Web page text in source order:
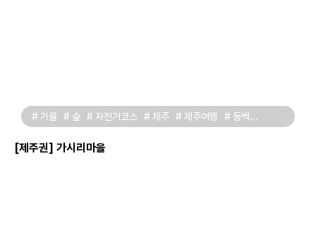
# 가을 # 숲 # 자전거코스 # 제주 # 제주여행
# 동백
# 가시리마을 # 삼성혈 # 동백마을 # 제주여행지추천
[제주권] 가시리마을